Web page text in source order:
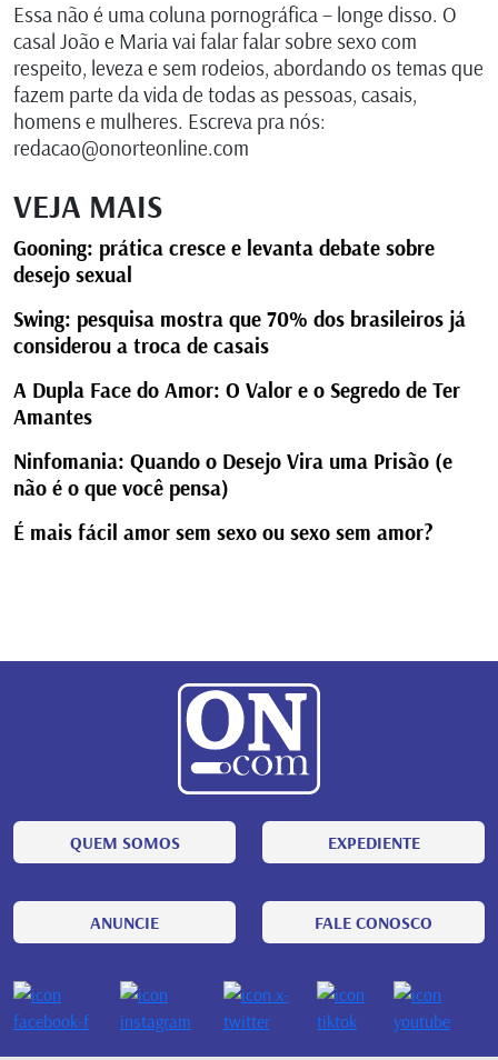
Essa não é uma coluna pornográfica – longe disso. O
casal João e Maria vai falar falar sobre sexo com
respeito, leveza e sem rodeios, abordando os temas que
fazem parte da vida de todas as pessoas, casais,
homens e mulheres. Escreva pra nós:
redacao@onorteonline.com
VEJA MAIS
Gooning: prática cresce e levanta debate sobre
desejo sexual
Swing: pesquisa mostra que 70% dos brasileiros já
considerou a troca de casais
A Dupla Face do Amor: O Valor e o Segredo de Ter
Amantes
Ninfomania: Quando o Desejo Vira uma Prisão (e
não é o que você pensa)
É mais fácil amor sem sexo ou sexo sem amor?
QUEM SOMOS EXPEDIENTE
ANUNCIE FALE CONOSCO